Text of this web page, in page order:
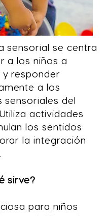
sensorial se centra
a los niños a
responder
a los
sensoriales del
actividades
los sentidos
la integración
sirve?
para niños